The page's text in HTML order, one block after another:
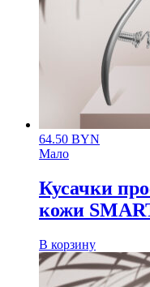
64.50 BYN
Мало
Кусачки
кожи
В корзину